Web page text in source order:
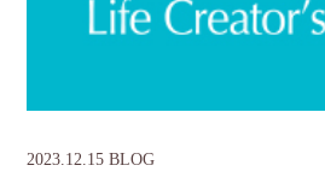
2023.12.15 BLOG